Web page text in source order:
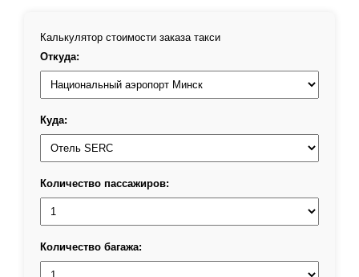
Калькулятор стоимости заказа такси
Откуда:
Куда:
Количество пассажиров:
Количество багажа: